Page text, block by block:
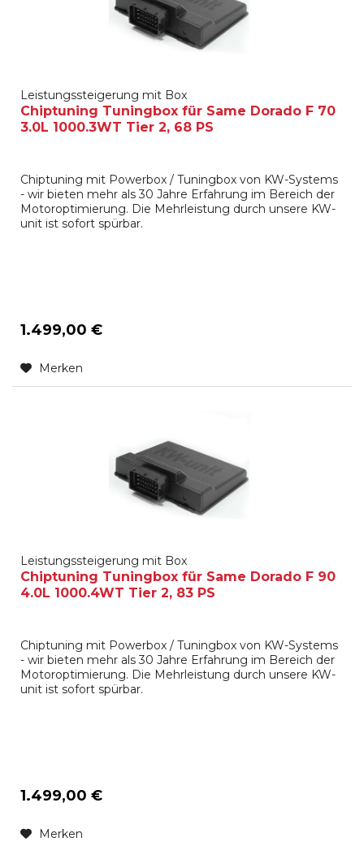
Leistungssteigerung mit Box
Chiptuning Tuningbox für Same Dorado F 70
3.0L 1000.3WT Tier 2, 68 PS
Chiptuning mit Powerbox / Tuningbox von KW-Systems
- wir bieten mehr als 30 Jahre Erfahrung im Bereich der
Motoroptimierung. Die Mehrleistung durch unsere KW-
unit ist sofort spürbar.
1.499,00 €
Merken
Leistungssteigerung mit Box
Chiptuning Tuningbox für Same Dorado F 90
4.0L 1000.4WT Tier 2, 83 PS
Chiptuning mit Powerbox / Tuningbox von KW-Systems
- wir bieten mehr als 30 Jahre Erfahrung im Bereich der
Motoroptimierung. Die Mehrleistung durch unsere KW-
unit ist sofort spürbar.
1.499,00 €
Merken